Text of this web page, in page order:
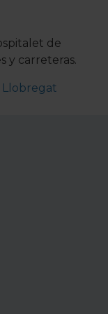
de
y carreteras.
Llobregat